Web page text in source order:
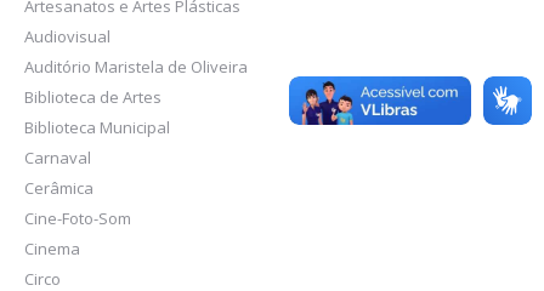
Artesanatos e Artes Plásticas
Audiovisual
Auditório Maristela de Oliveira
Biblioteca de Artes
Biblioteca Municipal
Carnaval
Cerâmica
Cine-Foto-Som
Cinema
Circo